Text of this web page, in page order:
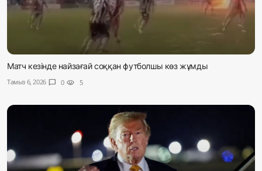
Матч кезінде найзағай соққан футболшы көз жұмды
Тамыз 6, 2026 chat_bubble 0 visibility 5